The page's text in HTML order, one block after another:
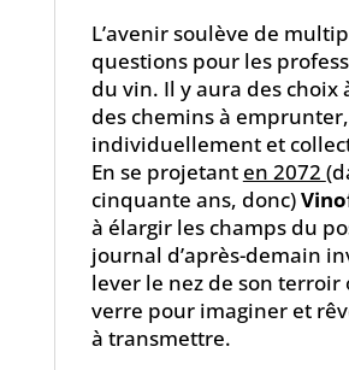
L’avenir soulève de
questions pour les
du vin. Il y aura des choix
des chemins à emprunter,
individuellement et
En se projetant en 2072
cinquante ans, donc)
à élargir les champs du
journal d’après-demain
lever le nez de son terroir
verre pour imaginer et
à transmettre.